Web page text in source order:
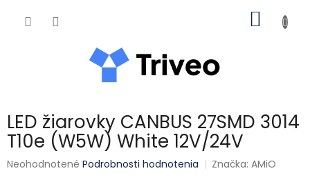
LED žiarovky CANBUS 27SMD 3014
T10e (W5W) White 12V/24V
Priemerné hodnotenie produktu je 0,0 z 5 hviezdičiek.
Neohodnotené Podrobnosti hodnotenia Značka:AMiO